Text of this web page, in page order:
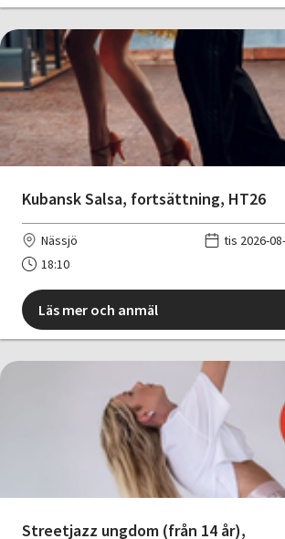
Kubansk Salsa, fortsättning, HT26
Nässjö
tis 2026-
18:10
Läs mer och anmäl
Streetjazz ungdom (från 14 år),